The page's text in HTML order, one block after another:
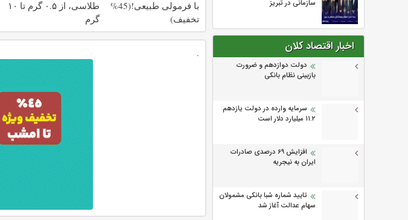
سازمانی در تبریز
اخبار اقتصاد کلان
دولت دوازدهم و ضرورت
بازبینی نظام بانکی
سرمایه وارده در دولت یازدهم
۱۱.۲ میلیارد دلار است
افزایش 69 درصدی صادرات
ایران به نیجریه
تایید شماره شبا بانکی مشمولان
سهام عدالت آغاز شد
با فرمولی طبیعی!(45%
تخفیف)
طلاسی، از ۰.۵ گرم تا ۱۰
گرم
.